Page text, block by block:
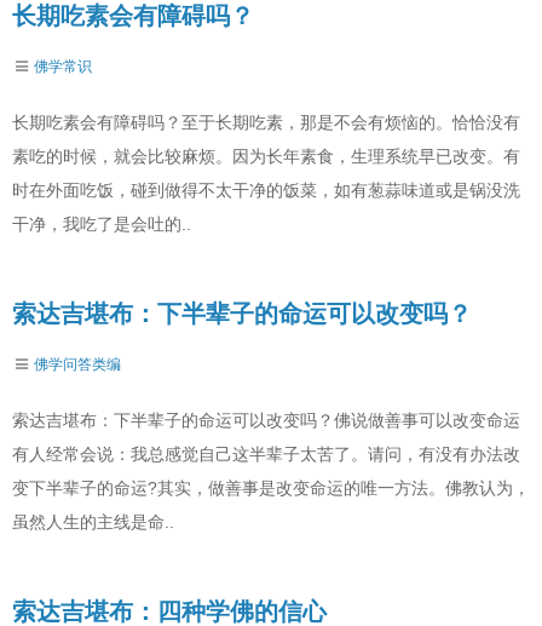
长期吃素会有障碍吗？
佛学常识
长期吃素会有障碍吗？至于长期吃素，那是不会有烦恼的。恰恰没有
素吃的时候，就会比较麻烦。因为长年素食，生理系统早已改变。有
时在外面吃饭，碰到做得不太干净的饭菜，如有葱蒜味道或是锅没洗
干净，我吃了是会吐的..
索达吉堪布：下半辈子的命运可以改变吗？
佛学问答类编
索达吉堪布：下半辈子的命运可以改变吗？佛说做善事可以改变命运
有人经常会说：我总感觉自己这半辈子太苦了。请问，有没有办法改
变下半辈子的命运?其实，做善事是改变命运的唯一方法。佛教认为，
虽然人生的主线是命..
索达吉堪布：四种学佛的信心